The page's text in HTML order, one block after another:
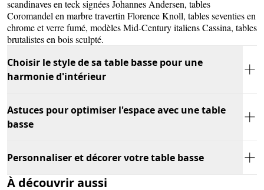
scandinaves en teck signées Johannes Andersen, tables
Coromandel en marbre travertin Florence Knoll, tables seventies en
chrome et verre fumé, modèles Mid-Century italiens Cassina, tables
brutalistes en bois sculpté.
Choisir le style de sa table basse pour une
harmonie d'intérieur
Astuces pour optimiser l'espace avec une table
basse
Personnaliser et décorer votre table basse
À découvrir aussi